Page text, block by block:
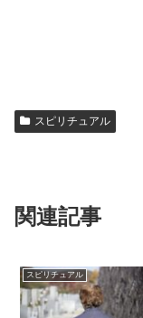
スピリチュアル
関連記事
スピリチュアル